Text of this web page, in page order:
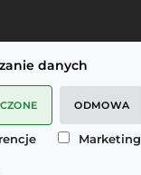
danych
ODMOWA
Marketing